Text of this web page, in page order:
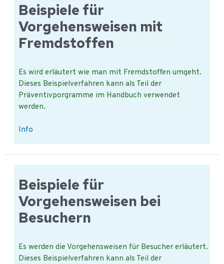
Beispiele für
Vorgehensweisen mit
Fremdstoffen
Es wird erläutert wie man mit Fremdstoffen umgeht.
Dieses Beispielverfahren kann als Teil der
Präventivporgramme im Handbuch verwendet
werden.
Beispiele
Vorgehensweisen
mit
Info
Beispiele für
Vorgehensweisen bei
Besuchern
Es werden die Vorgehensweisen für Besucher erläutert.
Dieses Beispielverfahren kann als Teil der